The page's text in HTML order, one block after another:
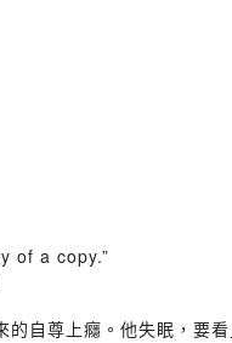
of a copy.”
自尊上癮。他失眠，要